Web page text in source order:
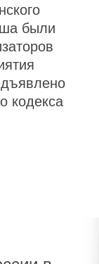
были
кодекса